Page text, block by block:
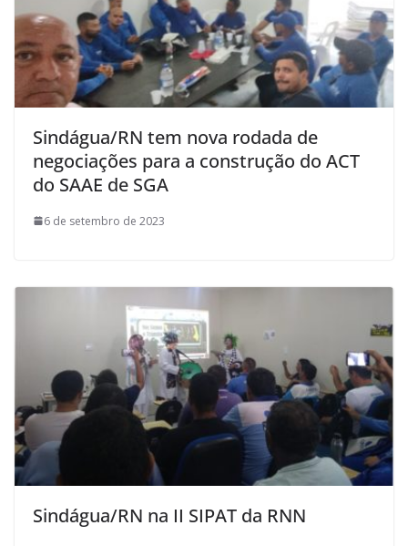
Sindágua/RN tem nova rodada de
negociações para a construção do ACT
do SAAE de SGA
6 de setembro de 2023
Sindágua/RN na II SIPAT da RNN